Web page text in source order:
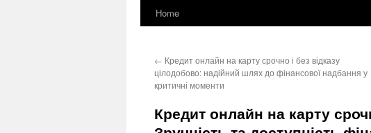
Skip
content
Home
← Кредит онлайн на карту срочно і без відказу
цілодобово: надійний шлях до фінансової надбання у
критичні моменти
Кредит онлайн на карту